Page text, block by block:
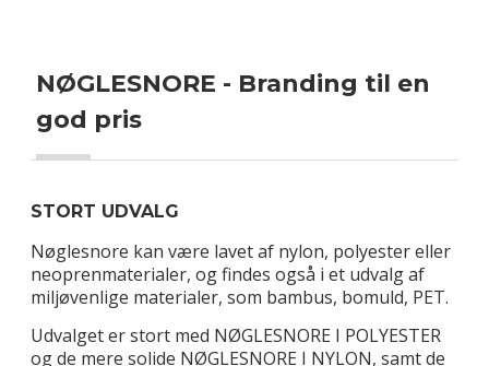
NØGLESNORE - Branding til en
god pris
STORT UDVALG
Nøglesnore kan være lavet af nylon, polyester eller
neoprenmaterialer, og findes også i et udvalg af
miljøvenlige materialer, som bambus, bomuld, PET.
Udvalget er stort med NØGLESNORE I POLYESTER
og de mere solide NØGLESNORE I NYLON, samt de